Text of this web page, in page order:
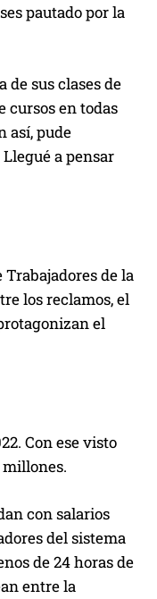
pautado por la
de sus clases de
cursos en todas
así, pude
a pensar
de la
los reclamos, el
el
Con ese visto
millones.
con salarios
del sistema
de 24 horas de
entre la